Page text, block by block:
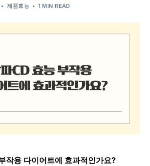
제품효능 1 MIN READ
작용 다이어트에 효과적인가요?